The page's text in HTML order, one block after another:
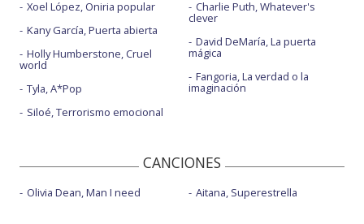
Xoel López, Oniria popular
Kany García, Puerta abierta
Holly Humberstone, Cruel
world
Tyla, A*Pop
Siloé, Terrorismo emocional
Charlie Puth, Whatever's
clever
David DeMaría, La puerta
mágica
Fangoria, La verdad o la
imaginación
CANCIONES
Olivia Dean, Man I need Aitana, Superestrella